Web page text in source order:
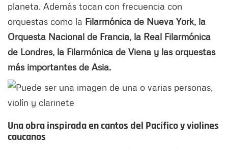
planeta. Además tocan con frecuencia con
orquestas como la Filarmónica de Nueva York, la
Orquesta Nacional de Francia, la Real Filarmónica
de Londres, la Filarmónica de Viena y las orquestas
más importantes de Asia.
Una obra inspirada en cantos del Pacífico y violines
caucanos